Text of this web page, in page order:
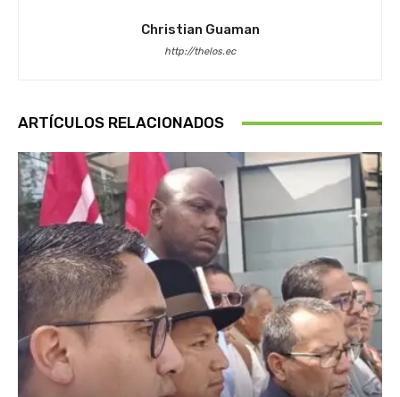
Christian Guaman
http://thelos.ec
ARTÍCULOS RELACIONADOS